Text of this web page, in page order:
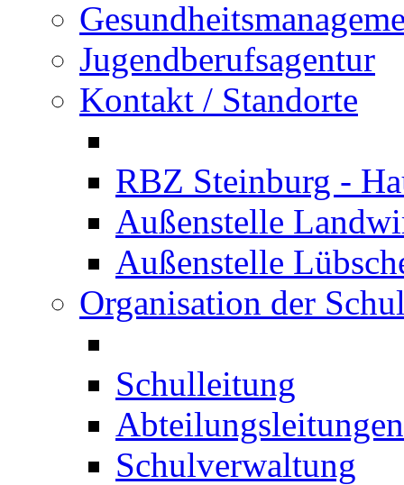
Jugendberufsagentur
Kontakt / Standorte
RBZ Steinburg -
Außenstelle
Außenstelle
Organisation der
Schulleitung
Abteilungsleitungen
Schulverwaltung